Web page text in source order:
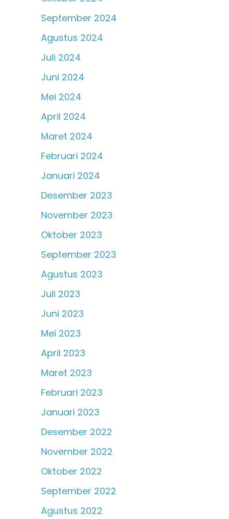
September 2024
Agustus 2024
Juli 2024
Juni 2024
Mei 2024
April 2024
Maret 2024
Februari 2024
Januari 2024
Desember 2023
November 2023
Oktober 2023
September 2023
Agustus 2023
Juli 2023
Juni 2023
Mei 2023
April 2023
Maret 2023
Februari 2023
Januari 2023
Desember 2022
November 2022
Oktober 2022
September 2022
Agustus 2022